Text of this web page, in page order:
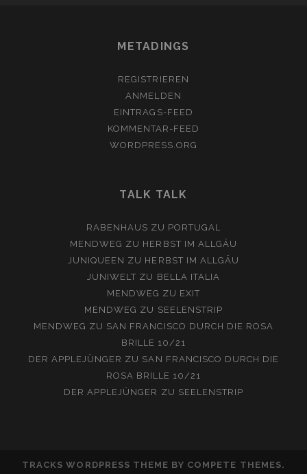
METADINGS
REGISTRIEREN
ANMELDEN
EINTRAGS-FEED
KOMMENTAR-FEED
WORDPRESS.ORG
TALK TALK
RABENHAUS ZU PORTUGAL
MENDWEG ZU HERBST IM ALLGÄU
JUNIQUEEN ZU HERBST IM ALLGÄU
JUNIWELT ZU BELLA ITALIA
MENDWEG ZU EXIT
MENDWEG ZU SEELENSTRIP
MENDWEG ZU SAN FRANCISCO DURCH DIE ROSA
BRILLE 10/21
DER APPLEJÜNGER ZU SAN FRANCISCO DURCH DIE
ROSA BRILLE 10/21
DER APPLEJÜNGER ZU SEELENSTRIP
TRACKS WORDPRESS THEME BY COMPETE THEMES.